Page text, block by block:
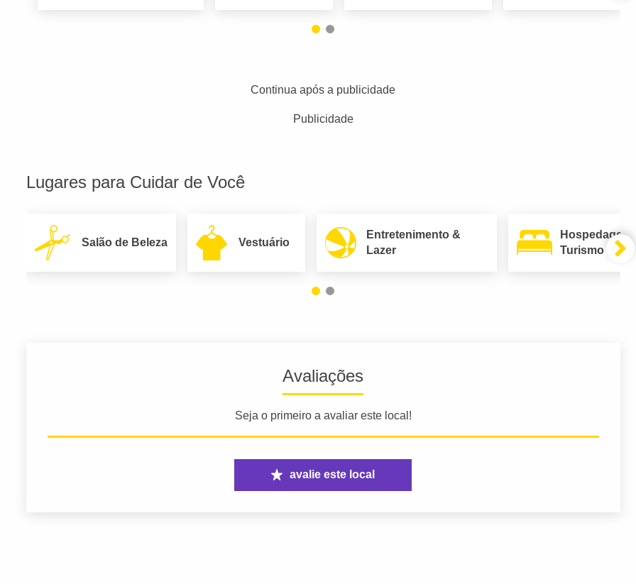
Continua após a publicidade
Publicidade
Lugares para Cuidar de Você
Salão de Beleza Vestuário
Entretenimento &
Lazer
Hospedagem
Turismo
Avaliações
Seja o primeiro a avaliar este local!
avalie este local